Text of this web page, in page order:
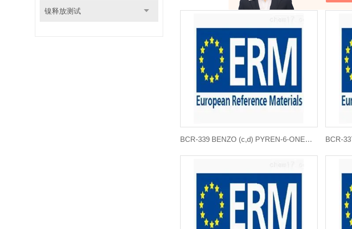
镍释放测试
BCR-339 BENZO (c,d) PYREN-6-ONE标准品